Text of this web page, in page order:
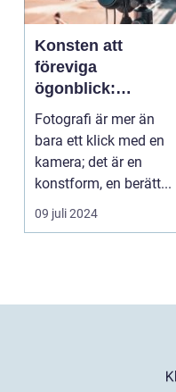
Konsten att
föreviga
ögonblick:
Fotografens värld
Fotografi är mer än
bara ett klick med en
kamera; det är en
konstform, en berätt...
09 juli 2024